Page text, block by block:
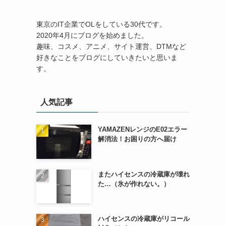
東京のIT企業でOLをしている30代です。
2020年4月にブログを始めました。
趣味、コスメ、アニメ、サイト運営、DTMなど
好きなことをブログにしていきたいと思いま
す。
人気記事
YAMAZENレンジのE02エラー
解消法！お困りの方へ届け
またハイセンスの冷蔵庫が壊れ
た…（氷が作れない。）
ハイセンスの冷蔵庫がリコール